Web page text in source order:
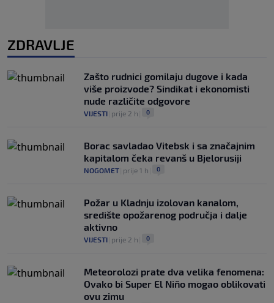
ZDRAVLJE
Zašto rudnici gomilaju dugove i kada
više proizvode? Sindikat i ekonomisti
nude različite odgovore
VIJESTI prije 2 h 0
Borac savladao Vitebsk i sa značajnim
kapitalom čeka revanš u Bjelorusiji
NOGOMET prije 1 h 0
Požar u Kladnju izolovan kanalom,
središte opožarenog područja i dalje
aktivno
VIJESTI prije 2 h 0
Meteorolozi prate dva velika fenomena:
Ovako bi Super El Niño mogao oblikovati
ovu zimu